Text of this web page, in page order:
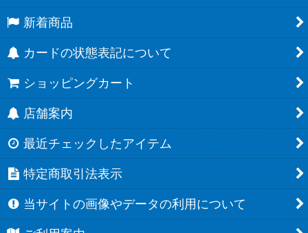
新着商品
カードの状態表記について
ショッピングカート
店舗案内
最近チェックしたアイテム
特定商取引法表示
当サイトの画像やデータの利用について